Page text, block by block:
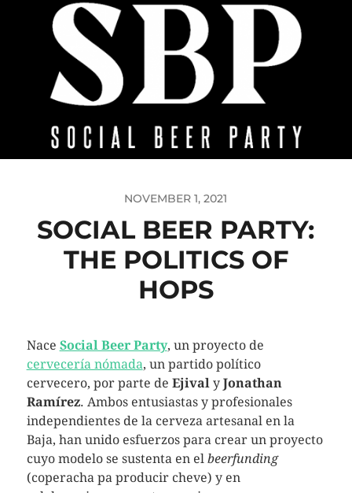
NOVEMBER 1, 2021
SOCIAL BEER PARTY:
THE POLITICS OF
HOPS
Nace Social Beer Party, un proyecto de
cervecería nómada, un partido político
cervecero, por parte de Ejival y Jonathan
Ramírez. Ambos entusiastas y profesionales
independientes de la cerveza artesanal en la
Baja, han unido esfuerzos para crear un proyecto
cuyo modelo se sustenta en el beerfunding
(coperacha pa producir cheve) y en